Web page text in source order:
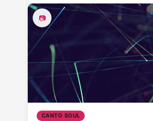
📷
CANTO SOUL